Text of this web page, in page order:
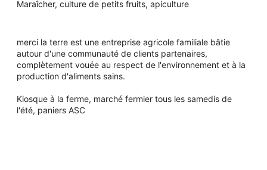
Maraîcher, culture de petits fruits, apiculture
merci la terre est une entreprise agricole familiale bâtie
autour d'une communauté de clients partenaires,
complètement vouée au respect de l'environnement et à la
production d'aliments sains.
Kiosque à la ferme, marché fermier tous les samedis de
l'été, paniers ASC